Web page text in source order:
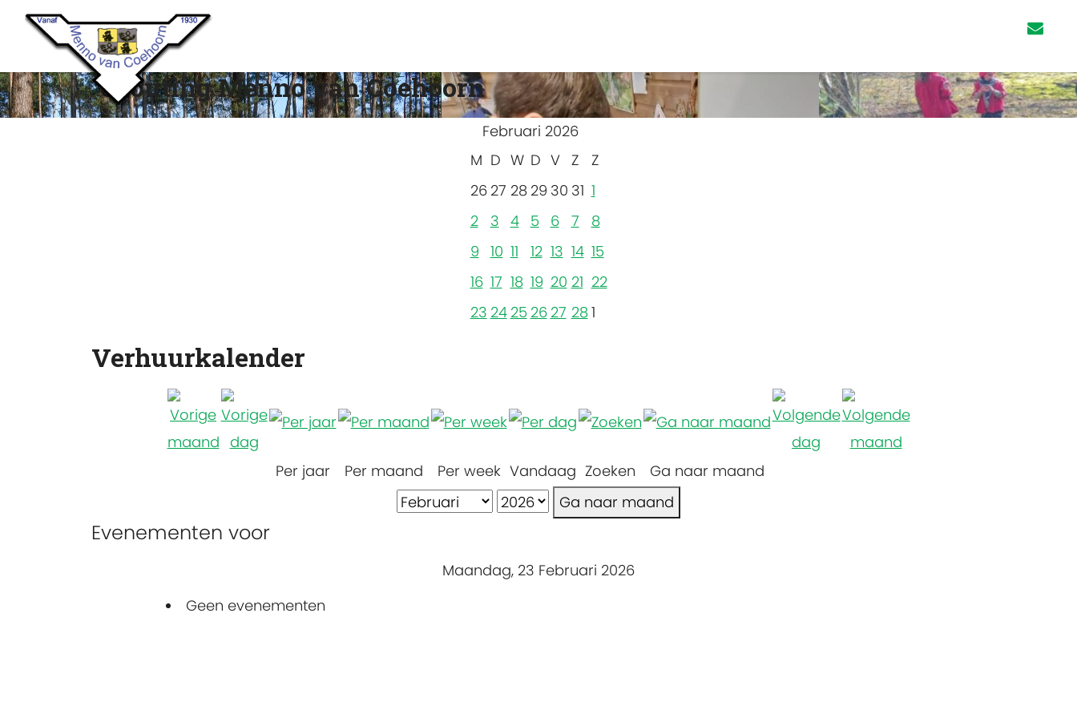
Scouting Menno van Coehoorn
Februari 2026
M D W D V Z
Z
26 27 28 29 30 31 1
2
3 4 5 6 7
8
9 10 11 12 13 14 15
16 17 18 19 20 21 22
23 24 25 26 27 281
Verhuurkalender
Per jaar Per maand Per week Vandaag Zoeken
Ga naar maand
Ga naar maand
Evenementen voor
Maandag, 23 Februari 2026
Geen evenementen